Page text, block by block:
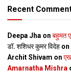
Recent
Deepa Jha on बहुमत
डॉ. शशिधर कुमर विदेह on
Archit Shivam on
Amarnatha Mishra